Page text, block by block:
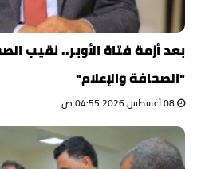
بعد أزمة فتاة الأوبر.. نقيب
"الصحافة والإعلام"